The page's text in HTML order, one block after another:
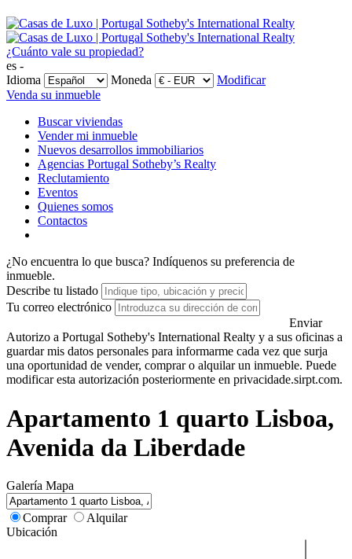
¿Cuánto vale su propiedad?
es -
Idioma
Moneda
Modificar
Venda su inmueble
Buscar viviendas
Vender mi inmueble
Nuevos desarrollos immobiliarios
Agencias Portugal Sotheby’s Realty
Reclutamiento
Eventos
Quienes somos
Contactos
¿No encuentra lo que busca? Indíquenos su preferencia de
inmueble.
Describe tu listado
Tu correo electrónico
Enviar
Autorizo a Portugal Sotheby's International Realty y a sus oficinas a
guardar mis datos personales para informarme cada vez que surja
una oportunidad de vender, comprar o alquilar un inmueble. Puede
modificar esta autorización posteriormente en privacidade.sirpt.com.
Apartamento 1 quarto Lisboa,
Avenida da Liberdade
Galería Mapa
Comprar
Alquilar
Ubicación